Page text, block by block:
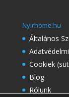
Nyirhome.hu
Általános
Cookiek
Blog
Rólunk